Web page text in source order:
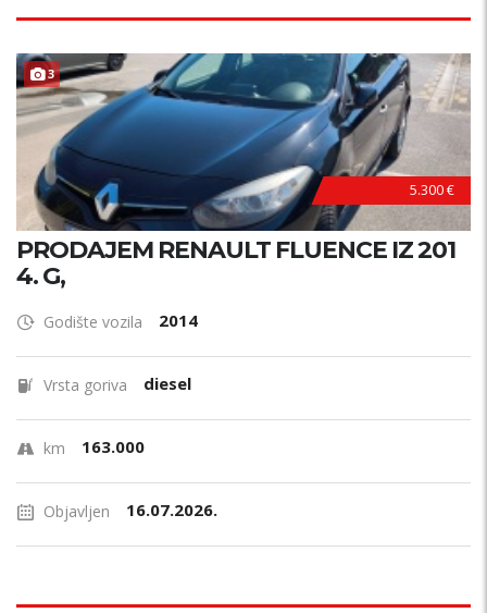
3 F
U
L
L
O
P
R
E
M
A
5.300 €
PRODAJEM RENAULT FLUENCE IZ 201
4. G,
Godište vozila 2014
Vrsta goriva diesel
km 163.000
Objavljen 16.07.2026.